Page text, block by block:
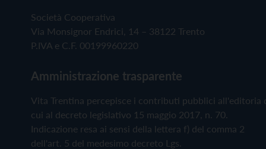
Società Cooperativa
Via Monsignor Endrici, 14 – 38122 Trento
P.IVA e C.F. 00199960220
Amministrazione trasparente
Vita Trentina percepisce i contributi pubblici all'editoria
cui al decreto legislativo 15 maggio 2017, n. 70.
Indicazione resa ai sensi della lettera f) del comma 2
dell'art. 5 del medesimo decreto Lgs.